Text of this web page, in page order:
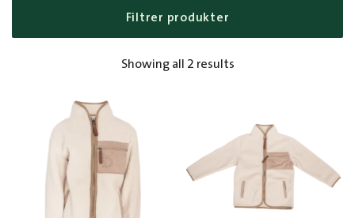
Filtrer produkter
Showing all 2 resultsSorted